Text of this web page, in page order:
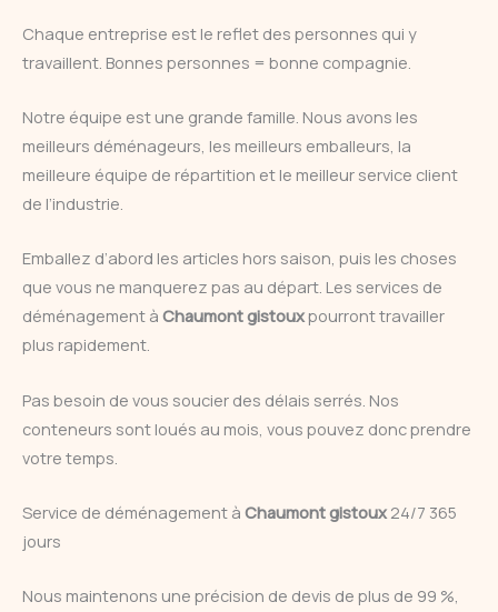
Chaque entreprise est le reflet des personnes qui y
travaillent. Bonnes personnes = bonne compagnie.
Notre équipe est une grande famille. Nous avons les
meilleurs déménageurs, les meilleurs emballeurs, la
meilleure équipe de répartition et le meilleur service client
de l’industrie.
Emballez d’abord les articles hors saison, puis les choses
que vous ne manquerez pas au départ. Les services de
déménagement à Chaumont gistouxpourront travailler
plus rapidement.
Pas besoin de vous soucier des délais serrés. Nos
conteneurs sont loués au mois, vous pouvez donc prendre
votre temps.
Service de déménagement à Chaumont gistoux24/7 365
jours
Nous maintenons une précision de devis de plus de 99 %,